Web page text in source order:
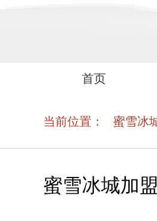
首页
当前位置： 蜜雪冰
蜜雪冰城加